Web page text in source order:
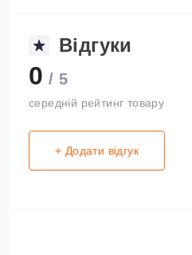
Відгуки
0 / 5
середній рейтинг товару
+ Додати відгук